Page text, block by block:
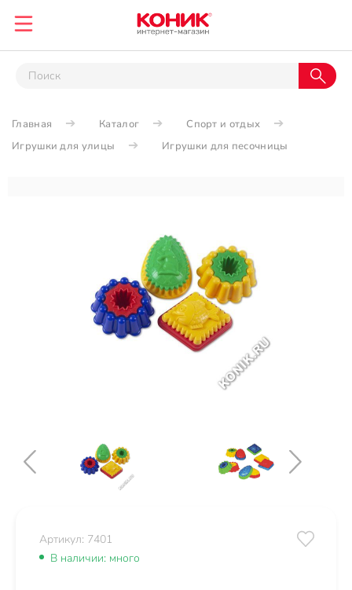
Главная Каталог
Спорт и отдых
Игрушки для улицы
Игрушки для песочницы
Артикул: 7401
В наличии: много